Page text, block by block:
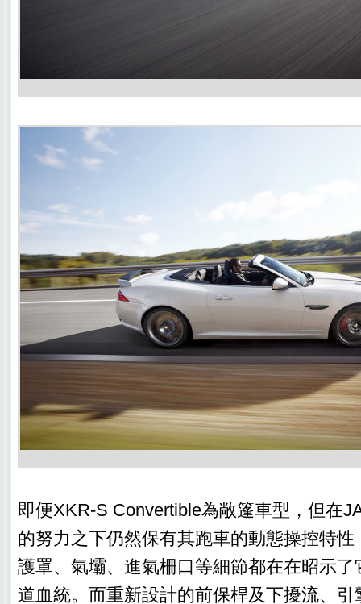
即便XKR-S Convertible為敞篷車型，但在
的努力之下仍然保有其跑車的動態操控特
護罩、氣壩、進氣柵口等細節都在在昭示
道血統。而重新設計的前保桿及下擾流、引